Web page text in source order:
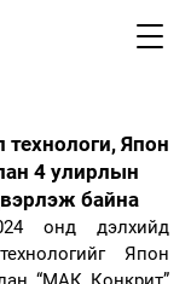
Япон
4 улирлын
байна
онд дэлхийд
Япон